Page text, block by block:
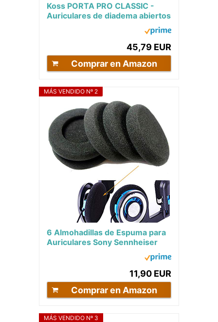
Koss PORTA PRO CLASSIC -
Auriculares de diadema abiertos
45,79 EUR
Comprar en Amazon
MÁS VENDIDO Nº 2
6 Almohadillas de Espuma para
Auriculares Sony Sennheiser
11,90 EUR
Comprar en Amazon
MÁS VENDIDO Nº 3